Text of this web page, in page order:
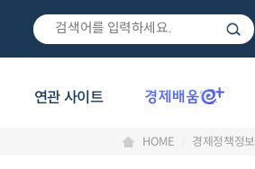
연관 사이트
HOME 경제정책정보